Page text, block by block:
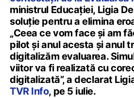
ministrul Educației, Ligia
soluție pentru a elimina
„Ceea ce vom face și am
pilot și anul acesta și anul
digitalizăm evaluarea.
viitor va fi realizată cu
digitalizată”, a declarat
TVR Info, pe 5 iulie.